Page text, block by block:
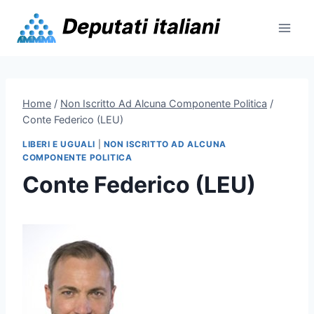
content
Home / Non Iscritto Ad Alcuna Componente Politica /
Conte Federico (LEU)
LIBERI E UGUALI
NON ISCRITTO AD ALCUNA
COMPONENTE POLITICA
Conte Federico (LEU)